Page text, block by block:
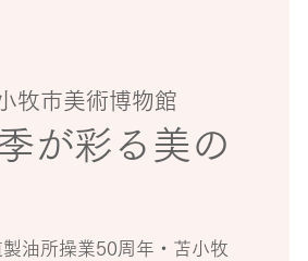
牧市美術博物館
が彩る美の
油所操業50周年・苫小牧